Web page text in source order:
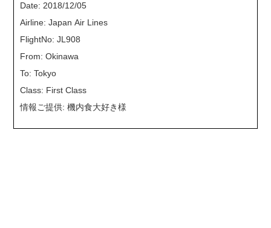
Date: 2018/12/05
Airline: Japan Air Lines
FlightNo: JL908
From: Okinawa
To: Tokyo
Class: First Class
情報ご提供: 機内食大好き様